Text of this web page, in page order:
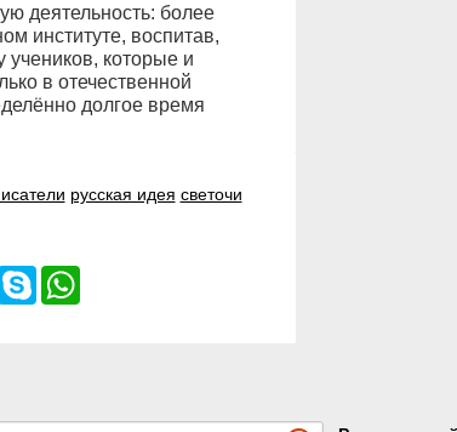
деятельность: более
институте, воспитав,
учеников, которые и
в отечественной
долгое время
русская идея светочи
SkypeWhatsApp